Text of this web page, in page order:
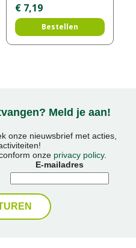
€ 7,19
Bestellen
Meld je aan!
onze nieuwsbrief met acties,
onze privacy policy.
E-mailadres